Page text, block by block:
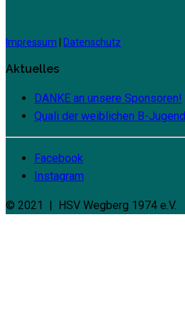
Impressum Datenschutz
Aktuelles
DANKE an unsere Sponsoren!
Quali der weiblichen B-Jugend
Facebook
Instagram
© 2021 | HSV Wegberg 1974 e.V.